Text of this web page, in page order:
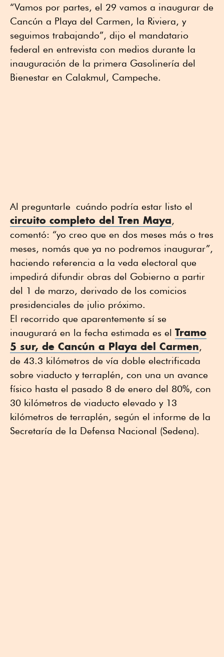
“Vamos por partes, el 29 vamos a inaugurar de
Cancún a Playa del Carmen, la Riviera, y
seguimos trabajando”, dijo el mandatario
federal en entrevista con medios durante la
inauguración de la primera Gasolinería del
Bienestar en Calakmul, Campeche.
Al preguntarle cuándo podría estar listo el
circuito completo del Tren Maya,
comentó: “yo creo que en dos meses más o tres
meses, nomás que ya no podremos inaugurar”,
haciendo referencia a la veda electoral que
impedirá difundir obras del Gobierno a partir
del 1 de marzo, derivado de los comicios
presidenciales de julio próximo.
El recorrido que aparentemente sí se
inaugurará en la fecha estimada es el Tramo
5 sur, de Cancún a Playa del Carmen,
de 43.3 kilómetros de vía doble electrificada
sobre viaducto y terraplén, con una un avance
físico hasta el pasado 8 de enero del 80%, con
30 kilómetros de viaducto elevado y 13
kilómetros de terraplén, según el informe de la
Secretaría de la Defensa Nacional (Sedena).